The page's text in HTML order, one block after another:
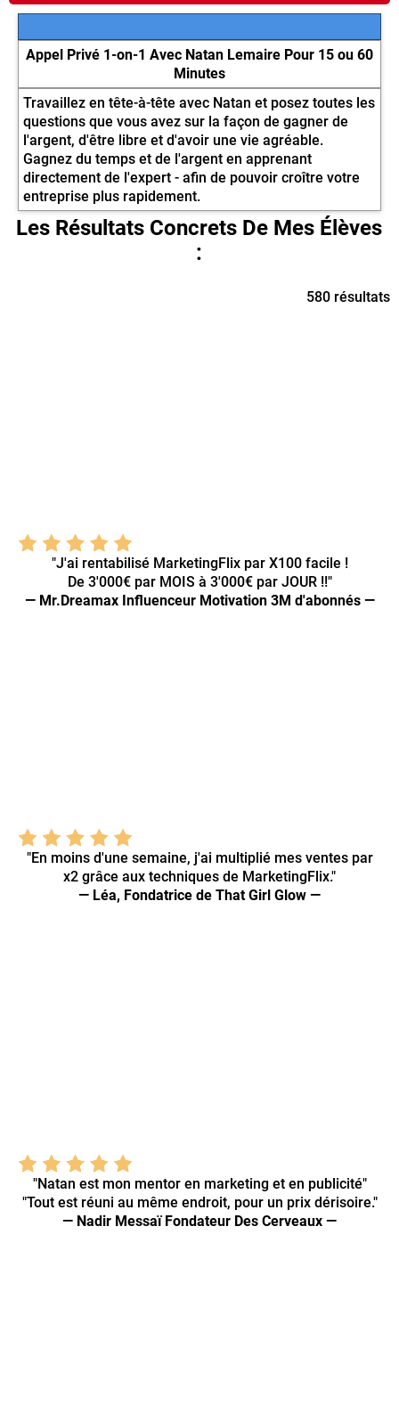
Appel Privé 1-on-1 Avec Natan Lemaire Pour 15 ou 60
Minutes
Travaillez en tête-à-tête avec Natan et posez toutes les
questions que vous avez sur la façon de gagner de
l'argent, d'être libre et d'avoir une vie agréable.
Gagnez du temps et de l'argent en apprenant
directement de l'expert - afin de pouvoir croître votre
entreprise plus rapidement.
Les Résultats Concrets De Mes Élèves
:
580 résultats
"J'ai rentabilisé MarketingFlix par X100 facile !
De 3'000€ par MOIS à 3'000€ par JOUR !!"
— Mr.Dreamax Influenceur Motivation 3M d'abonnés —
"En moins d'une semaine, j'ai multiplié mes ventes par
x2 grâce aux techniques de MarketingFlix."
— Léa, Fondatrice de That Girl Glow —
"Natan est mon mentor en marketing et en publicité"
"Tout est réuni au même endroit, pour un prix dérisoire."
— Nadir Messaï Fondateur Des Cerveaux —